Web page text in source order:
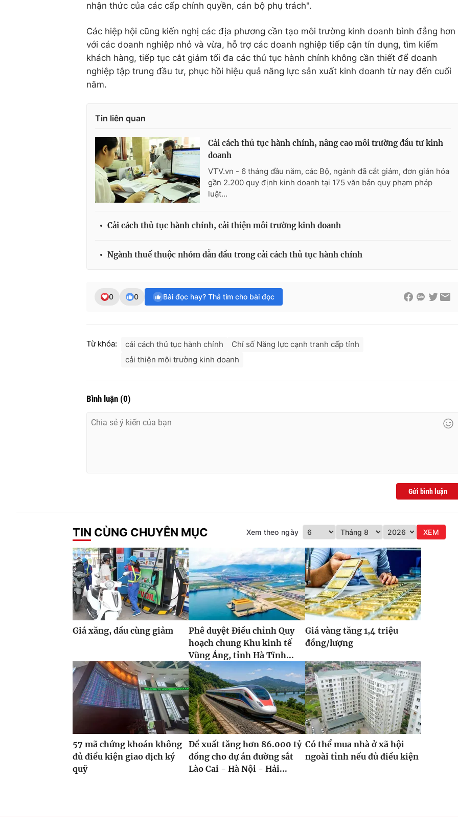
nhận thức của các cấp chính quyền, cán bộ phụ trách".
Các hiệp hội cũng kiến nghị các địa phương cần tạo môi trường kinh doanh bình đẳng hơn
với các doanh nghiệp nhỏ và vừa, hỗ trợ các doanh nghiệp tiếp cận tín dụng, tìm kiếm
khách hàng, tiếp tục cắt giảm tối đa các thủ tục hành chính không cần thiết để doanh
nghiệp tập trung đầu tư, phục hồi hiệu quả năng lực sản xuất kinh doanh từ nay đến cuối
năm.
Tin liên quan
Cải cách thủ tục hành chính, nâng cao môi trường đầu tư kinh
doanh
VTV.vn - 6 tháng đầu năm, các Bộ, ngành đã cắt giảm, đơn giản hóa
gần 2.200 quy định kinh doanh tại 175 văn bản quy phạm pháp
luật...
Cải cách thủ tục hành chính, cải thiện môi trường kinh doanh
Ngành thuế thuộc nhóm dẫn đầu trong cải cách thủ tục hành chính
0 0 Bài đọc hay? Thả tim cho bài đọc
Từ khóa: cải cách thủ tục hành chính
Chỉ số Năng lực cạnh tranh cấp tỉnh
cải thiện môi trường kinh doanh
Bình luận (0)
Gửi bình luận
TIN CÙNG CHUYÊN MỤC Xem theo ngày XEM
Giá xăng, dầu cùng giảm
Phê duyệt Điều chỉnh Quy
hoạch chung Khu kinh tế
Vũng Áng, tỉnh Hà Tĩnh...
Giá vàng tăng 1,4 triệu
đồng/lượng
57 mã chứng khoán không
đủ điều kiện giao dịch ký
quỹ
Đề xuất tăng hơn 86.000 tỷ
đồng cho dự án đường sắt
Lào Cai - Hà Nội - Hải...
Có thể mua nhà ở xã hội
ngoài tỉnh nếu đủ điều kiện